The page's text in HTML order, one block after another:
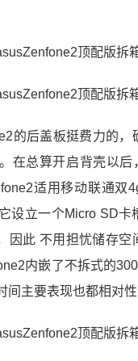
的后盖板挺费力的，
在总算开启背壳以后
适用移动联通双
设立一个Micro SD卡
因此 不用担忧储存空
内嵌了不拆式的
主要表现也都相对性